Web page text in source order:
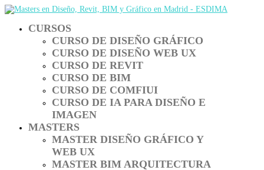
CURSOS
CURSO DE DISEÑO GRÁFICO
CURSO DE DISEÑO WEB UX
CURSO DE REVIT
CURSO DE BIM
CURSO DE COMFIUI
CURSO DE IA PARA DISEÑO E
IMAGEN
MASTERS
MASTER DISEÑO GRÁFICO Y
WEB UX
MASTER BIM ARQUITECTURA